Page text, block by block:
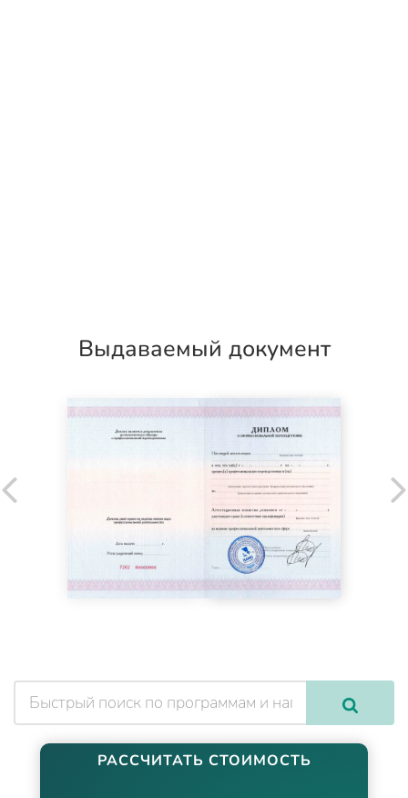
Выдаваемый документ
РАССЧИТАТЬ СТОИМОСТЬ